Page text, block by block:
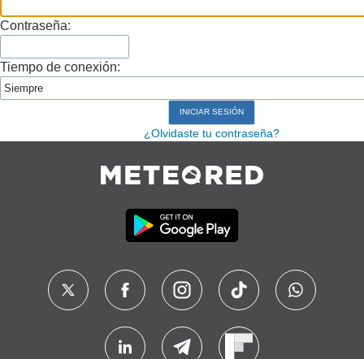
Contraseña:
Tiempo de conexión:
¿Olvidaste tu contraseña?